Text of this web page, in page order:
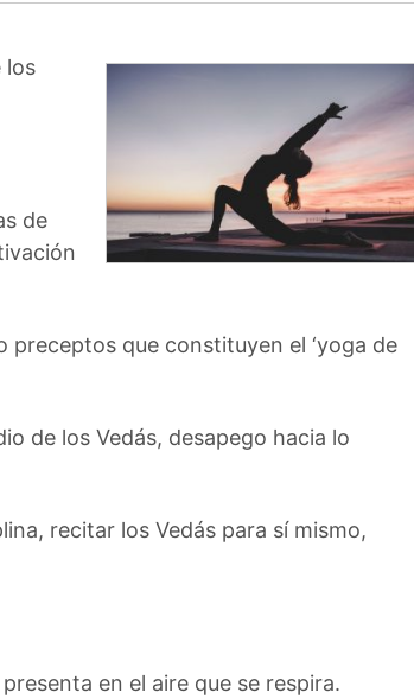
los
de
que constituyen el ‘yoga de
de los Vedás, desapego hacia lo
recitar los Vedás para sí mismo,
en el aire que se respira.